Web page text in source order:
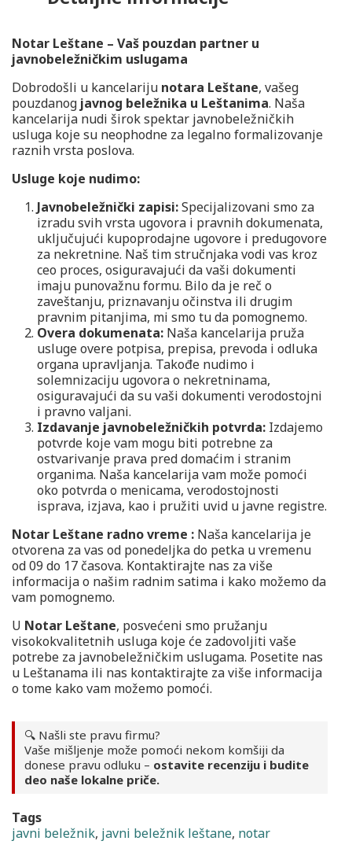
Notar Leštane – Vaš pouzdan partner u
javnobeležničkim uslugama
Dobrodošli u kancelariju notara Leštane, vašeg
pouzdanog javnog beležnika u Leštanima. Naša
kancelarija nudi širok spektar javnobeležničkih
usluga koje su neophodne za legalno formalizovanje
raznih vrsta poslova.
Usluge koje nudimo:
Javnobeležnički zapisi:Specijalizovani smo za
izradu svih vrsta ugovora i pravnih dokumenata,
uključujući kupoprodajne ugovore i predugovore
za nekretnine. Naš tim stručnjaka vodi vas kroz
ceo proces, osiguravajući da vaši dokumenti
imaju punovažnu formu. Bilo da je reč o
zaveštanju, priznavanju očinstva ili drugim
pravnim pitanjima, mi smo tu da pomognemo.
Overa dokumenata: Naša kancelarija pruža
usluge overe potpisa, prepisa, prevoda i odluka
organa upravljanja. Takođe nudimo i
solemnizaciju ugovora o nekretninama,
osiguravajući da su vaši dokumenti verodostojni
i pravno valjani.
Izdavanje javnobeležničkih potvrda: Izdajemo
potvrde koje vam mogu biti potrebne za
ostvarivanje prava pred domaćim i stranim
organima. Naša kancelarija vam može pomoći
oko potvrda o menicama, verodostojnosti
isprava, izjava, kao i pružiti uvid u javne registre.
Notar Leštane radno vreme : Naša kancelarija je
otvorena za vas od ponedeljka do petka u vremenu
od 09 do 17 časova. Kontaktirajte nas za više
informacija o našim radnim satima i kako možemo da
vam pomognemo.
U Notar Leštane, posvećeni smo pružanju
visokokvalitetnih usluga koje će zadovoljiti vaše
potrebe za javnobeležničkim uslugama. Posetite nas
u Leštanama ili nas kontaktirajte za više informacija
o tome kako vam možemo pomoći.
🔍 Našli ste pravu firmu?
Vaše mišljenje može pomoći nekom komšiji da
donese pravu odluku – ostavite recenziju i budite
deo naše lokalne priče.
Tags
javni beležnik, javni beležnik leštane, notar